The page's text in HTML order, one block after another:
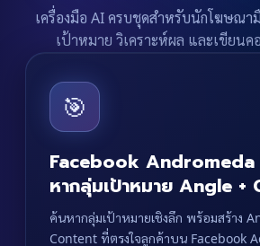
เครื่องมือ AI ครบชุดสำหรับนักโฆษณ
เป้าหมาย วิเคราะห์ผล และเขียน
🎯
Facebook Andromeda
หากลุ่มเป้าหมาย Angle +
ค้นหากลุ่มเป้าหมายเชิงลึก พร้อมสร้าง
Content ที่ตรงใจลูกค้าบน Facebook